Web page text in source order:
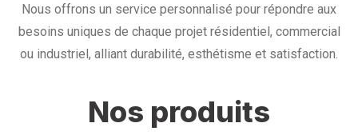
Nous offrons un service personnalisé pour répondre aux
besoins uniques de chaque projet résidentiel, commercial
ou industriel, alliant durabilité, esthétisme et satisfaction.
Nos produits